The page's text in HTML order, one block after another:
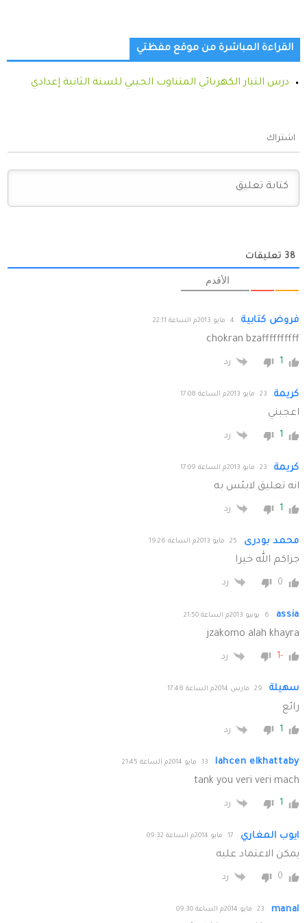
القراءة المباشرة من موقع مفظتي
درس التيار الكهربائي المتناوب الجيبي للسنة الثانية إعدادي
اشتراك
38 تعليقات
الأقدم
فروض كتابية 4 مايو 2013م الساعة 22:11
chokran bzaffffffffff
1 رد
كريمة 23 مايو 2013م الساعة 17:08
اعجبني
1 رد
كريمة 23 مايو 2013م الساعة 17:09
انه تعليق لابئس به
1 رد
محمد بودرى 25 مايو 2013م الساعة 19:26
جزاكم الله خيرا
0 رد
assia 6 يونيو 2013م الساعة 21:50
jzakomo alah khayra
-1 رد
سهيلة 29 مارس 2014م الساعة 17:48
رائع
1 رد
lahcen elkhattaby 13 مايو 2014م الساعة 21:45
tank you veri veri mach
1 رد
ايوب المغاري 17 مايو 2014م الساعة 09:32
يمكن الاعتماد عليه
0 رد
manal 23 مايو 2014م الساعة 09:30